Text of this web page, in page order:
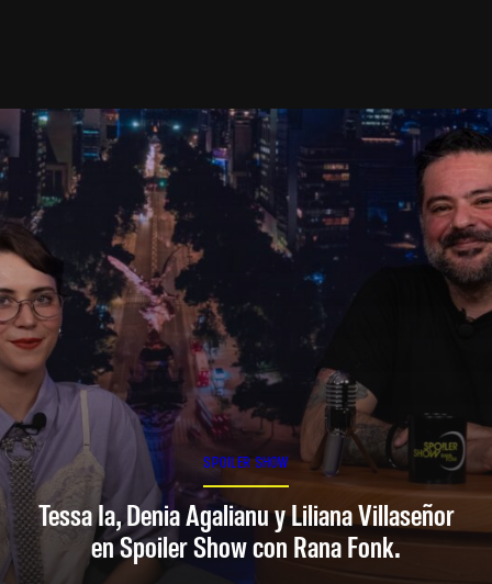
SPOILER SHOW
Tessa Ia, Denia Agalianu y Liliana Villaseñor
en Spoiler Show con Rana Fonk.